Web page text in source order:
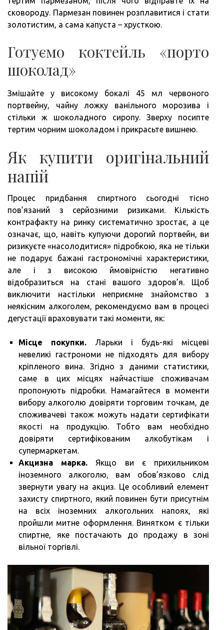
сковороду. Пармезан повинен розплавитися і стати
золотистим, а сама капуста – хрусткою.
Готуємо коктейль «порто
шоколад»
Змішайте у високому бокалі 45 мл червоного
портвейну, чайну ложку ванільного морозива і
стільки ж шоколадного сиропу. Зверху посипте
тертим чорним шоколадом і прикрасьте вишнею.
Як купити оригінальний
напій
Процес придбання спиртного сьогодні тісно
пов’язаний з серйозними ризиками. Кількість
контрафакту на ринку систематично зростає, а це
означає, що, навіть купуючи дорогий портвейн, ви
ризикуєте «насолодитися» підробкою, яка не тільки
не подарує бажані гастрономічні характеристики,
але і з високою ймовірністю негативно
відобразиться на стані вашого здоров’я. Щоб
виключити настільки неприємне знайомство з
неякісним алкоголем, рекомендуємо вам в процесі
дегустації враховувати такі моменти, як:
Місце покупки. Ларьки і будь-які місцеві
невеликі гастрономи не підходять для вибору
кріпленого вина. Згідно з даними статистики,
саме в цих місцях найчастіше споживачам
пропонують підробки. Намагайтеся в моменти
вибору алкоголю довіряти торговим точкам, де
споживачеві також можуть надати сертифікати
якості на продукцію. Тобто вам необхідно
довіряти сертифікованим алкобутікам і
супермаркетам.
Акцизна марка. Якщо ви є прихильником
іноземного алкоголю, вам обов’язково слід
звернути увагу на акциз. Це особливий елемент
захисту спиртного, який повинен бути присутнім
на всіх іноземних алкогольних напоях, які
пройшли митне оформлення. Винятком є тільки
спиртне, яке постачають до продажу в зоні
вільної торгівлі.